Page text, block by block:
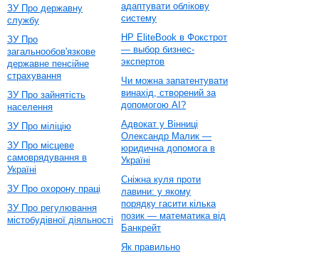
ЗУ Про державну
службу
ЗУ Про
загальнообов'язкове
державне пенсійне
страхування
ЗУ Про зайнятість
населення
ЗУ Про міліцію
ЗУ Про місцеве
самоврядування в
Україні
ЗУ Про охорону праці
ЗУ Про регулювання
містобудівної діяльності
адаптувати облікову
систему
HP EliteBook в Фокстрот
— выбор бизнес-
экспертов
Чи можна запатентувати
винахід, створений за
допомогою AI?
Адвокат у Вінниці
Олександр Малик —
юридична допомога в
Україні
Сніжна куля проти
лавини: у якому
порядку гасити кілька
позик — математика від
Банкрейт
Як правильно